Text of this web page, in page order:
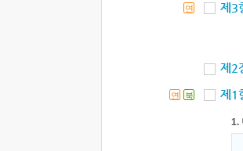
연 제3
제2
연 북 제1
1.